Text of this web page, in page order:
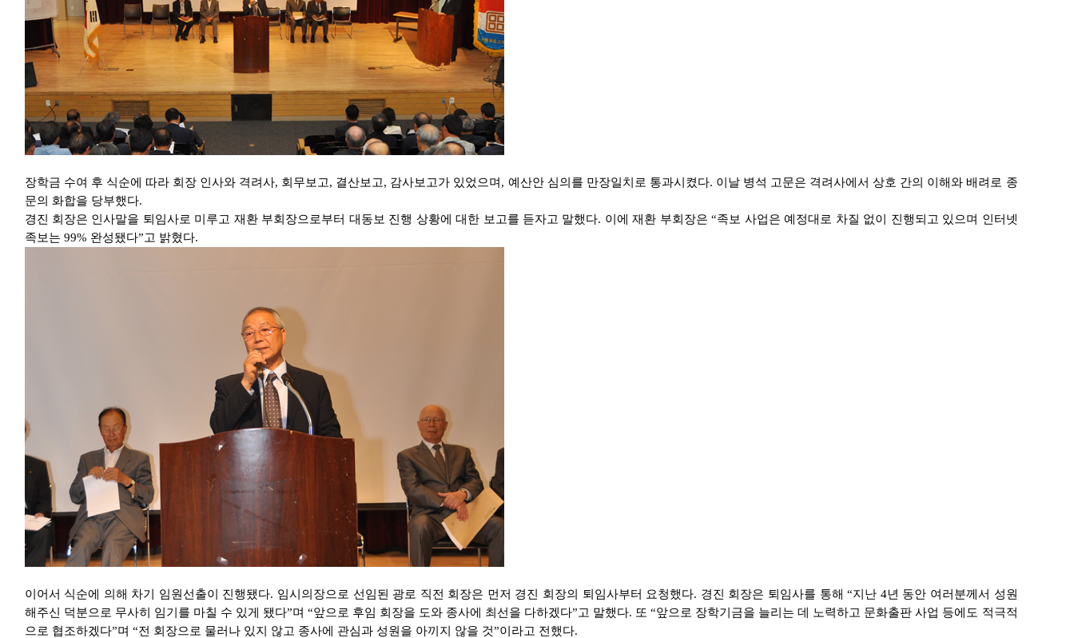
장학금 수여 후 식순에 따라 회장 인사와 격려사, 회무보고, 결산보고, 감사보고가 있었으며, 예산안 심의를 만장일치로 통과시켰다. 이날 병석 고문은 격려사에서 상호 간의 이해와 배려로 종
문의 화합을 당부했다.
경진 회장은 인사말을 퇴임사로 미루고 재환 부회장으로부터 대동보 진행 상황에 대한 보고를 듣자고 말했다. 이에 재환 부회장은 “족보 사업은 예정대로 차질 없이 진행되고 있으며 인터넷
족보는 99% 완성됐다”고 밝혔다.
이어서 식순에 의해 차기 임원선출이 진행됐다. 임시의장으로 선임된 광로 직전 회장은 먼저 경진 회장의 퇴임사부터 요청했다. 경진 회장은 퇴임사를 통해 “지난 4년 동안 여러분께서 성원
해주신 덕분으로 무사히 임기를 마칠 수 있게 됐다”며 “앞으로 후임 회장을 도와 종사에 최선을 다하겠다”고 말했다. 또 “앞으로 장학기금을 늘리는 데 노력하고 문화출판 사업 등에도 적극적
으로 협조하겠다”며 “전 회장으로 물러나 있지 않고 종사에 관심과 성원을 아끼지 않을 것”이라고 전했다.